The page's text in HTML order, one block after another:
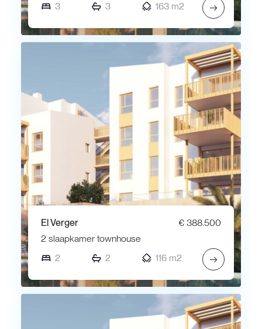
3
3 163 m2 →
El Verger
€ 388.500
2 slaapkamer townhouse
2
2 116 m2 →